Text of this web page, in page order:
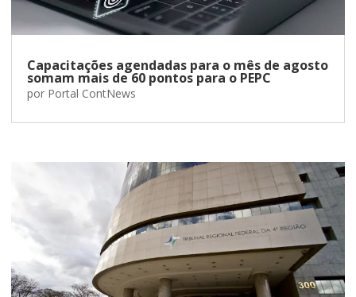
Capacitações agendadas para o mês de agosto
somam mais de 60 pontos para o PEPC
por Portal ContNews